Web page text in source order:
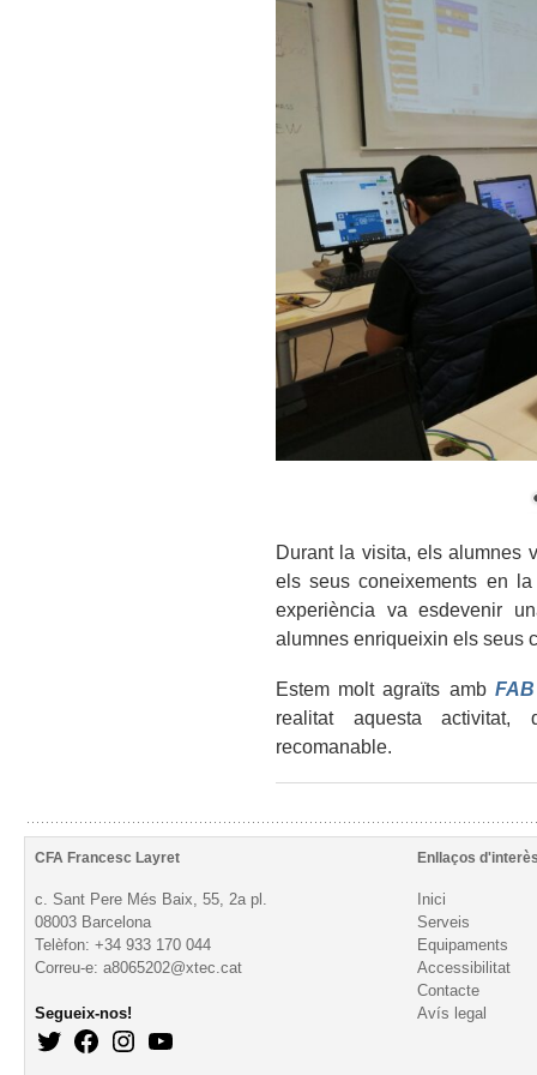
Durant la visita, els alumnes
els seus coneixements en
experiència va esdevenir
alumnes enriqueixin els seus
Estem molt agraïts amb
realitat aquesta activitat,
recomanable.
CFA Francesc Layret Enllaços
c. Sant Pere Més Baix, 55, 2a pl.
08003 Barcelona
Telèfon: +34 933 170 044
Correu-e: a8065202@xtec.cat
Segueix-nos!
Inici
Serveis
Equipaments
Accessibilitat
Contacte
Avís legal